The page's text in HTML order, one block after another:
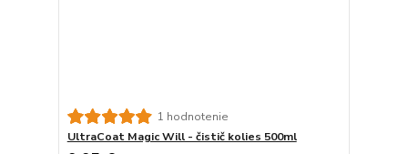
1 hodnotenie
UltraCoat Magic Will - čistič kolies 500ml